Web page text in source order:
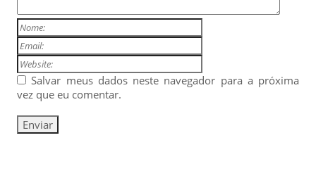
Salvar meus dados neste navegador para a próxima
vez que eu comentar.